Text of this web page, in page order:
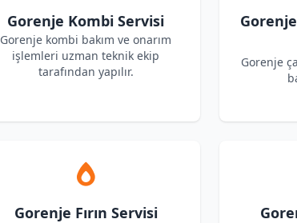
Gorenje Kombi Servisi
Gorenje kombi bakım ve onarım
işlemleri uzman teknik ekip
tarafından yapılır.
Gorenje
Gorenje Fırın Servisi